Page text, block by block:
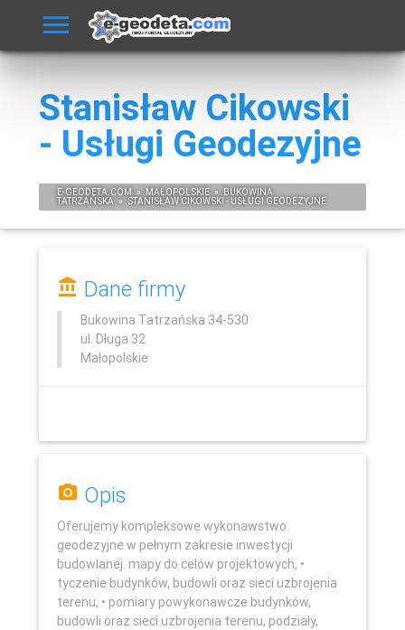
Stanisław Cikowski
- Usługi Geodezyjne
E-GEODETA.COM » MAŁOPOLSKIE » BUKOWINA
TATRZAŃSKA » STANISŁAW CIKOWSKI - USŁUGI GEODEZYJNE
Dane firmy
Bukowina Tatrzańska 34-530
ul. Długa 32
Małopolskie
Opis
Oferujemy kompleksowe wykonawstwo
geodezyjne w pełnym zakresie inwestycji
budowlanej. mapy do celów projektowych, •
tyczenie budynków, budowli oraz sieci uzbrojenia
terenu, • pomiary powykonawcze budynków,
budowli oraz sieci uzbrojenia terenu, podziały,